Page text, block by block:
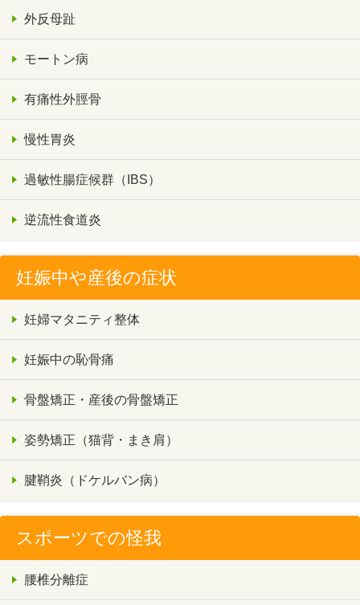
外反母趾
モートン病
有痛性外脛骨
慢性胃炎
過敏性腸症候群（IBS）
逆流性食道炎
妊娠中や産後の症状
妊婦マタニティ整体
妊娠中の恥骨痛
骨盤矯正・産後の骨盤矯正
姿勢矯正（猫背・まき肩）
腱鞘炎（ドケルバン病）
スポーツでの怪我
腰椎分離症